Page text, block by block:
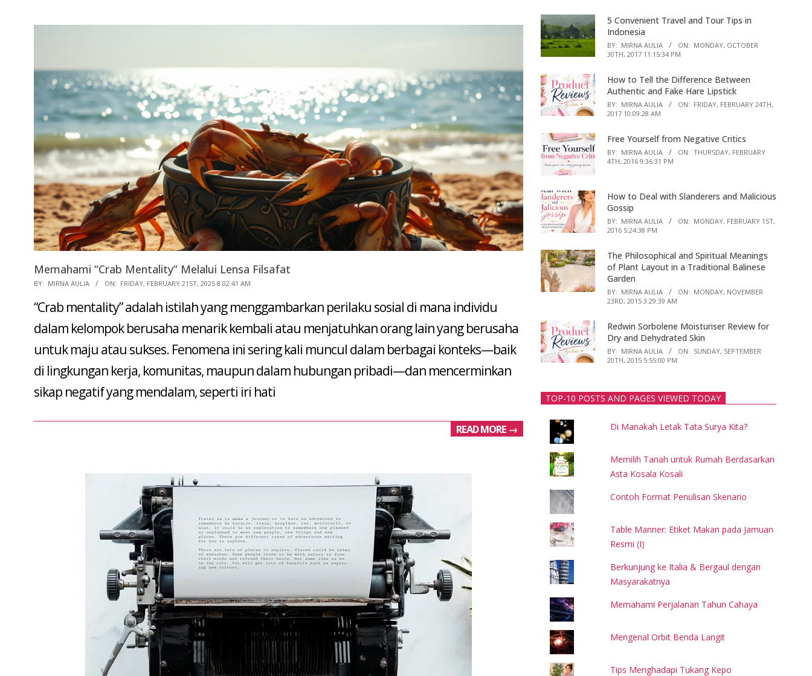
Memahami “Crab Mentality” Melalui Lensa Filsafat
2025-
21
BY: MIRNA AULIA ON: FRIDAY, FEBRUARY 21ST, 2025 8:02:41 AM
“Crab mentality” adalah istilah yang menggambarkan perilaku sosial di mana individu
dalam kelompok berusaha menarik kembali atau menjatuhkan orang lain yang berusaha
untuk maju atau sukses. Fenomena ini sering kali muncul dalam berbagai konteks—baik
di lingkungan kerja, komunitas, maupun dalam hubungan pribadi—dan mencerminkan
sikap negatif yang mendalam, seperti iri hati
READ MORE →
5 Convenient Travel and Tour Tips in
Indonesia
BY: MIRNA AULIA ON: MONDAY, OCTOBER
30TH, 2017 11:15:34 PM
How to Tell the Difference Between
Authentic and Fake Hare Lipstick
BY: MIRNA AULIA ON: FRIDAY, FEBRUARY 24TH,
2017 10:09:28 AM
Free Yourself from Negative Critics
BY: MIRNA AULIA ON: THURSDAY, FEBRUARY
4TH, 2016 9:36:31 PM
How to Deal with Slanderers and Malicious
Gossip
BY: MIRNA AULIA ON: MONDAY, FEBRUARY 1ST,
2016 5:24:38 PM
The Philosophical and Spiritual Meanings
of Plant Layout in a Traditional Balinese
Garden
BY: MIRNA AULIA ON: MONDAY, NOVEMBER
23RD, 2015 3:29:39 AM
Redwin Sorbolene Moisturiser Review for
Dry and Dehydrated Skin
BY: MIRNA AULIA ON: SUNDAY, SEPTEMBER
20TH, 2015 5:55:00 PM
TOP-10 POSTS AND PAGES VIEWED TODAY
Di Manakah Letak Tata Surya Kita?
Memilih Tanah untuk Rumah Berdasarkan
Asta Kosala Kosali
Contoh Format Penulisan Skenario
Table Manner: Etiket Makan pada Jamuan
Resmi (I)
Berkunjung ke Italia & Bergaul dengan
Masyarakatnya
Memahami Perjalanan Tahun Cahaya
Mengenal Orbit Benda Langit
Tips Menghadapi Tukang Kepo